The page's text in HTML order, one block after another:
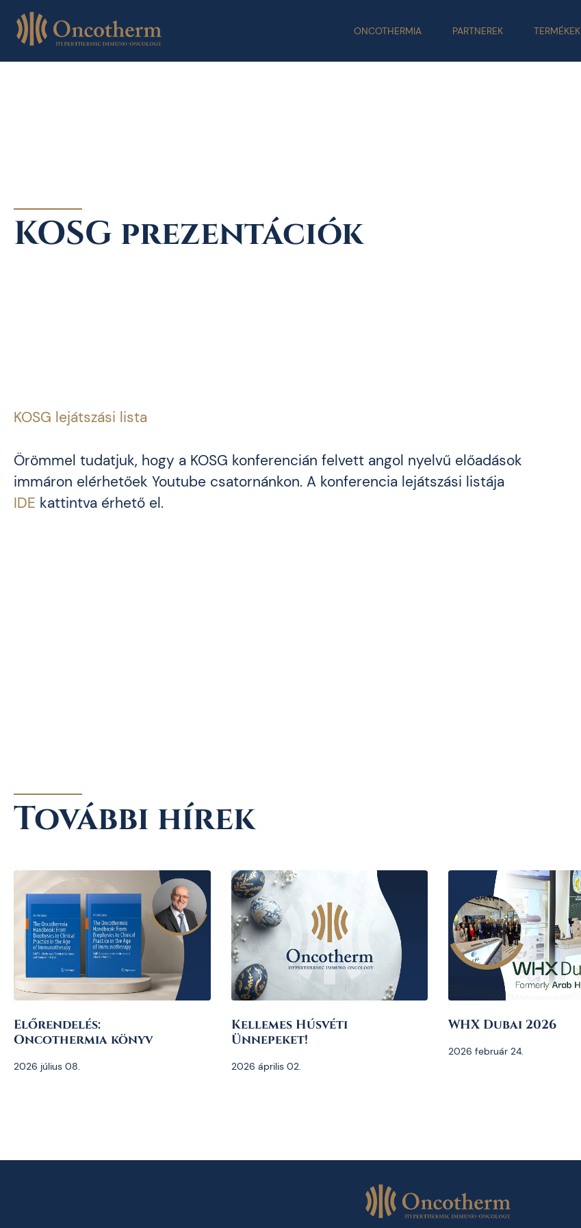
ONCOTHERMIA PARTNEREK TERMÉKEK
KOSG prezentációk
KOSG lejátszási lista
Örömmel tudatjuk, hogy a KOSG konferencián felvett angol nyelvű előadások
immáron elérhetőek Youtube csatornánkon. A konferencia lejátszási listája
IDE kattintva érhető el.
További hírek
Előrendelés:
Oncothermia könyv
2026 július 08.
Kellemes Húsvéti
Ünnepeket!
2026 április 02.
WHX Dubai 2026
2026 február 24.